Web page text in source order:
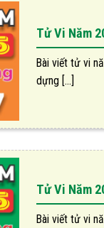
Tử Vi Năm
Bài viết tử vi
dựng [...]
Tử Vi Năm
Bài viết tử vi